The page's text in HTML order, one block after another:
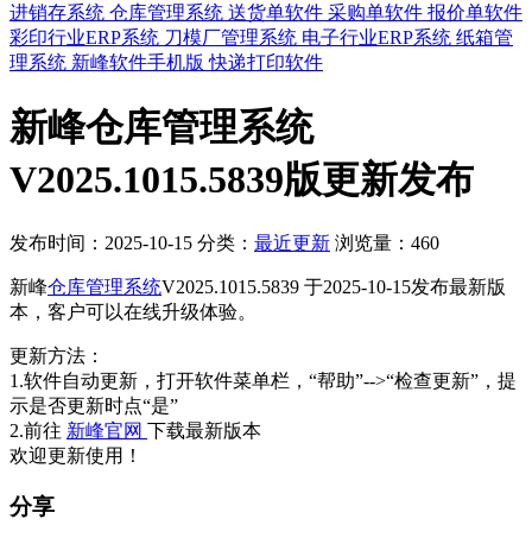
进销存系统 仓库管理系统 送货单软件 采购单软件 报价单软件
彩印行业ERP系统 刀模厂管理系统 电子行业ERP系统 纸箱管
理系统 新峰软件手机版快递打印软件
新峰仓库管理系统
V2025.1015.5839版更新发布
发布时间：2025-10-15 分类： 最近更新 浏览量：460
新峰仓库管理系统V2025.1015.5839 于2025-10-15发布最新版
本，客户可以在线升级体验。
更新方法：
1.软件自动更新，打开软件菜单栏，“帮助”-->“检查更新”，提
示是否更新时点“是”
2.前往 新峰官网 下载最新版本
欢迎更新使用！
分享